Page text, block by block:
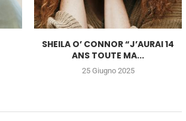
SHEILA O’ CONNOR “J’AURAI 14
ANS TOUTE MA...
25 Giugno 2025